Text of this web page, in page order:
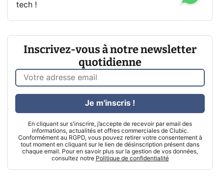
tech !
Inscrivez-vous à notre newsletter
quotidienne
En cliquant sur s'inscrire, j’accepte de recevoir par email des
informations, actualités et offres commerciales de Clubic.
Conformément au RGPD, vous pouvez retirer votre consentement à
tout moment en cliquant sur le lien de désinscription présent dans
chaque email. Pour en savoir plus sur la gestion de vos données,
consultez notre Politique de confidentialité
Je m'inscris !